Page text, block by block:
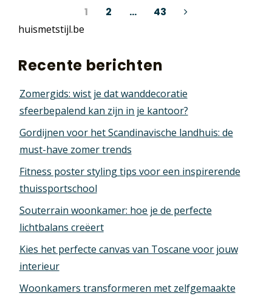
Berichten
paginering
1 2 … 43
huismetstijl.be
Recente berichten
Zomergids: wist je dat wanddecoratie
sfeerbepalend kan zijn in je kantoor?
Gordijnen voor het Scandinavische landhuis: de
must-have zomer trends
Fitness poster styling tips voor een inspirerende
thuissportschool
Souterrain woonkamer: hoe je de perfecte
lichtbalans creëert
Kies het perfecte canvas van Toscane voor jouw
interieur
Woonkamers transformeren met zelfgemaakte